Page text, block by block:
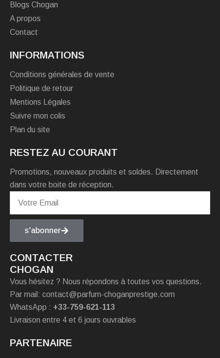
Blogs Chogan
A propos
Contact
INFORMATIONS
Conditions générales de vente
Politique de retour
Mentions Légales
Suivre mon colis
Plan du site
RESTEZ AU COURANT
Promotions, nouveaux produits et soldes. Directement
dans votre boite de réception.
s'abonner
CONTACTER
CHOGAN
Vous hésitez ? Nous répondons à toutes vos questions.
Par mail: contact@parfum-choganprestige.com
WhatsApp : +33-759-621-113
Livraison entre 4 et 6 jours ouvrables
PARTENAIRE